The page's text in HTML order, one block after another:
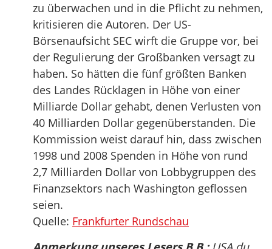
zu überwachen und in die Pflicht zu nehmen,
kritisieren die Autoren. Der US-
Börsenaufsicht SEC wirft die Gruppe vor, bei
der Regulierung der Großbanken versagt zu
haben. So hätten die fünf größten Banken
des Landes Rücklagen in Höhe von einer
Milliarde Dollar gehabt, denen Verlusten von
40 Milliarden Dollar gegenüberstanden. Die
Kommission weist darauf hin, dass zwischen
1998 und 2008 Spenden in Höhe von rund
2,7 Milliarden Dollar von Lobbygruppen des
Finanzsektors nach Washington geflossen
seien.
Quelle: Frankfurter Rundschau